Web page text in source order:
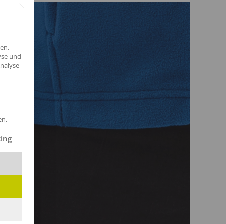
und
kann. Die erste Service-Gruppe ist essenziell und kann